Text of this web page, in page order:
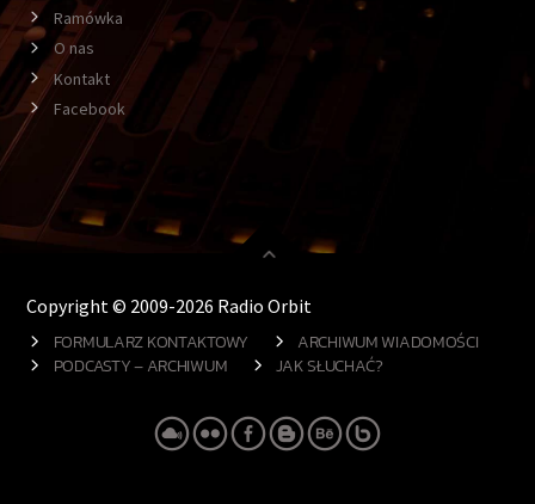
Ramówka
O nas
Kontakt
Facebook
Copyright © 2009-2026 Radio Orbit
FORMULARZ KONTAKTOWY
ARCHIWUM WIADOMOŚCI
PODCASTY – ARCHIWUM
JAK SŁUCHAĆ?